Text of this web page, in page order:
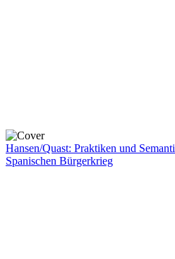
Hansen/Quast: Praktiken und
Spanischen Bürgerkrieg